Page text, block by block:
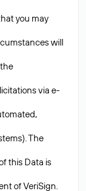
you may
will
via e-
The
this Data is
of VeriSign.